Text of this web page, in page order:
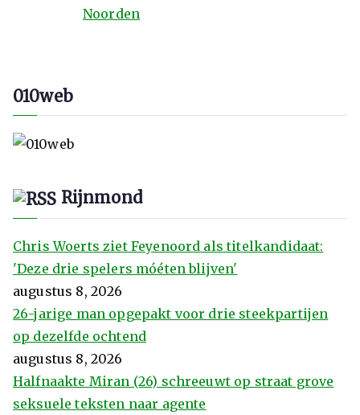
Noorden
010web
Rijnmond
Chris Woerts ziet Feyenoord als titelkandidaat:
'Deze drie spelers móéten blijven'
augustus 8, 2026
26-jarige man opgepakt voor drie steekpartijen
op dezelfde ochtend
augustus 8, 2026
Halfnaakte Miran (26) schreeuwt op straat grove
seksuele teksten naar agente